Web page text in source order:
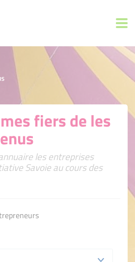
fiers de les
les entreprises
Savoie au cours des